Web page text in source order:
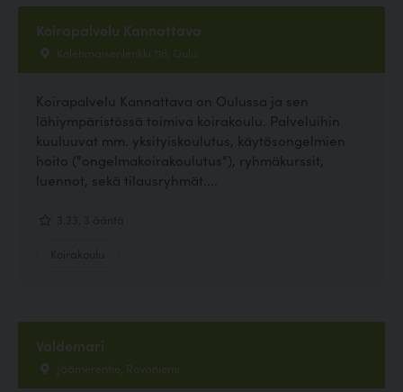
Koirapalvelu Kannattava
Kolehmaisenlenkki 116, Oulu
Koirapalvelu Kannattava on Oulussa ja sen
lähiympäristössä toimiva koirakoulu. Palveluihin
kuuluuvat mm. yksityiskoulutus, käytösongelmien
hoito ("ongelmakoirakoulutus"), ryhmäkurssit,
luennot, sekä tilausryhmät....
Valdemari
Jäämerentie, Rovaniemi